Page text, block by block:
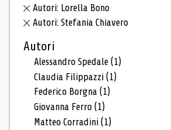
Autori: Lorella Bono
Autori: Stefania Chiavero
Autori
Alessandro Spedale(1)
Claudia Filippazzi(1)
Federico Borgna(1)
Giovanna Ferro(1)
Matteo Corradini(1)